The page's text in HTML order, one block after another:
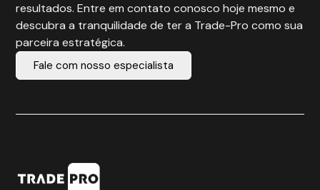
resultados. Entre em contato conosco hoje mesmo e
descubra a tranquilidade de ter a Trade-Pro como sua
parceira estratégica.
Fale com nosso especialista